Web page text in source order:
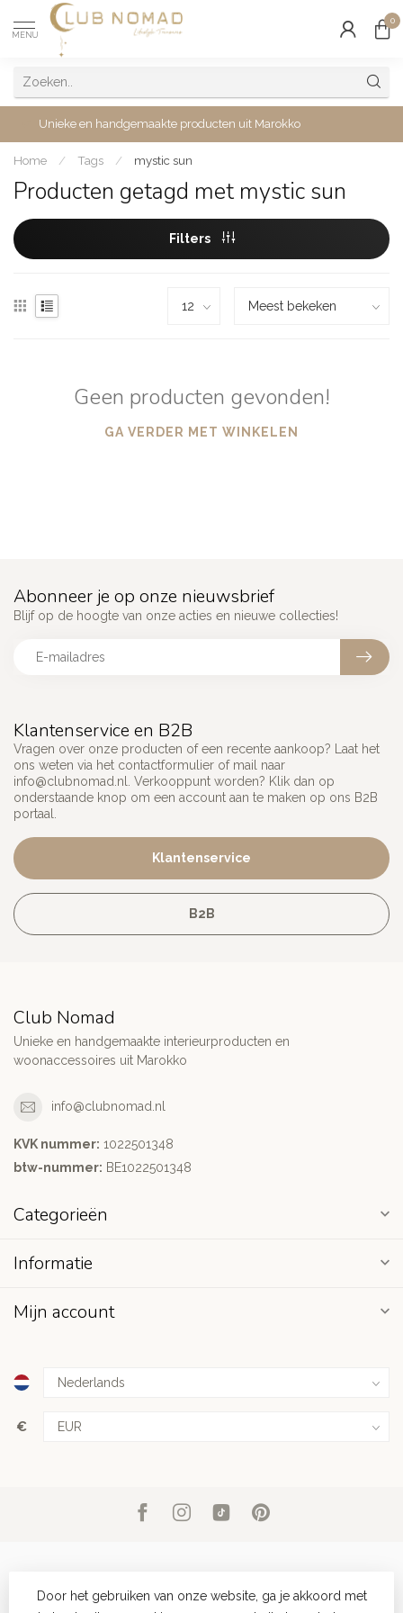
MENU
0
Unieke en handgemaakte producten uit Marokko
Home / Tags / mystic sun
Producten getagd met mystic sun
Filters
Geen producten gevonden!
GA VERDER MET WINKELEN
Klantenservice en B2B
Vragen over onze producten of een recente aankoop? Laat het
ons weten via het contactformulier of mail naar
info@clubnomad.nl
. Verkooppunt worden? Klik dan op
onderstaande knop om een account aan te maken op ons B2B
portaal.
Klantenservice
B2B
Abonneer je op onze nieuwsbrief
Blijf op de hoogte van onze acties en nieuwe collecties!
Club Nomad
Unieke en handgemaakte interieurproducten en
woonaccessoires uit Marokko
info@clubnomad.nl
KVK nummer: 1022501348
btw-nummer: BE1022501348
Categorieën
Informatie
Mijn account
€
Door het gebruiken van onze website, ga je akkoord met